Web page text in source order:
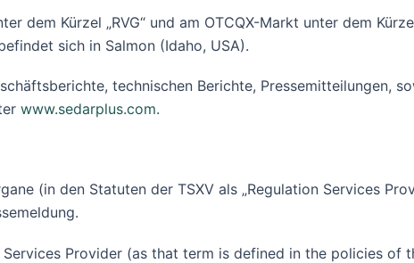
dem Kürzel „RVG“ und am OTCQX-Markt unter dem
sich in Salmon (Idaho, USA).
technischen Berichte, Pressemitteilungen,
www.sedarplus.com.
(in den Statuten der TSXV als „Regulation Services
Provider (as that term is defined in the policies